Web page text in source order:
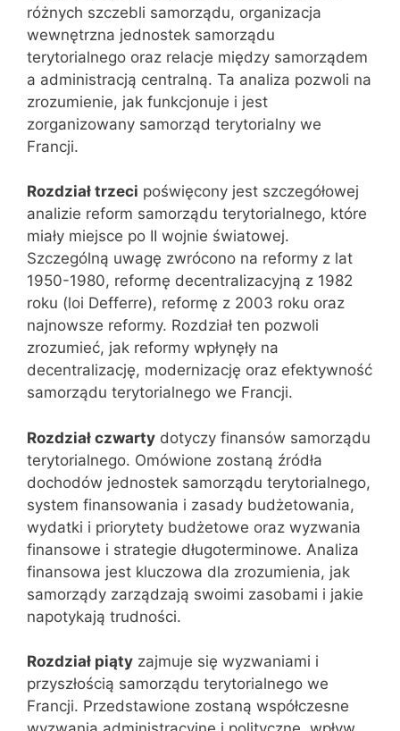
różnych szczebli samorządu, organizacja
wewnętrzna jednostek samorządu
terytorialnego oraz relacje między samorządem
a administracją centralną. Ta analiza pozwoli na
zrozumienie, jak funkcjonuje i jest
zorganizowany samorząd terytorialny we
Francji.
Rozdział trzeci poświęcony jest szczegółowej
analizie reform samorządu terytorialnego, które
miały miejsce po II wojnie światowej.
Szczególną uwagę zwrócono na reformy z lat
1950-1980, reformę decentralizacyjną z 1982
roku (loi Defferre), reformę z 2003 roku oraz
najnowsze reformy. Rozdział ten pozwoli
zrozumieć, jak reformy wpłynęły na
decentralizację, modernizację oraz efektywność
samorządu terytorialnego we Francji.
Rozdział czwarty dotyczy finansów samorządu
terytorialnego. Omówione zostaną źródła
dochodów jednostek samorządu terytorialnego,
system finansowania i zasady budżetowania,
wydatki i priorytety budżetowe oraz wyzwania
finansowe i strategie długoterminowe. Analiza
finansowa jest kluczowa dla zrozumienia, jak
samorządy zarządzają swoimi zasobami i jakie
napotykają trudności.
Rozdział piąty zajmuje się wyzwaniami i
przyszłością samorządu terytorialnego we
Francji. Przedstawione zostaną współczesne